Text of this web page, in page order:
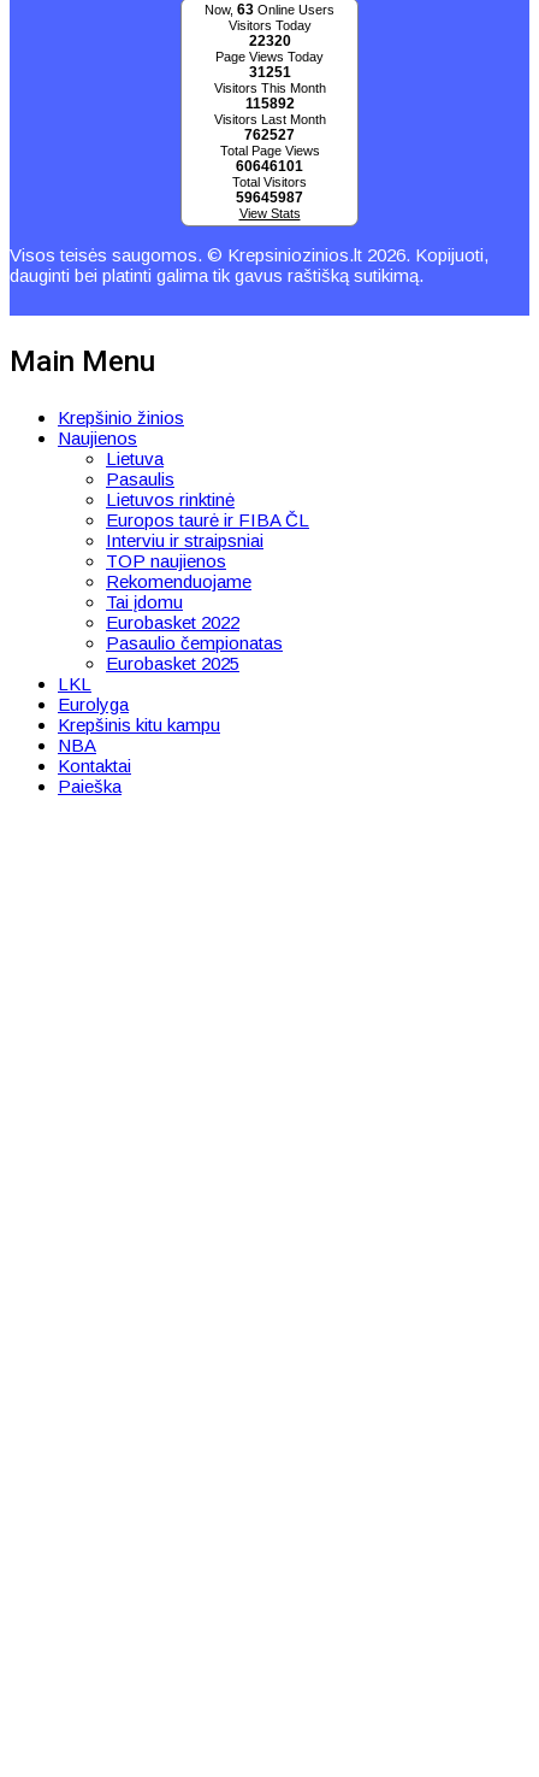
Now, 63 Online Users
Visitors Today
22320
Page Views Today
31251
Visitors This Month
115892
Visitors Last Month
762527
Total Page Views
60646101
Total Visitors
59645987
View Stats
Visos teisės saugomos. © Krepsiniozinios.lt 2026. Kopijuoti,
dauginti bei platinti galima tik gavus raštišką sutikimą.
Main Menu
Krepšinio žinios
Naujienos
Lietuva
Pasaulis
Lietuvos rinktinė
Europos taurė ir FIBA ČL
Interviu ir straipsniai
TOP naujienos
Rekomenduojame
Tai įdomu
Eurobasket 2022
Pasaulio čempionatas
Eurobasket 2025
LKL
Eurolyga
Krepšinis kitu kampu
NBA
Kontaktai
Paieška